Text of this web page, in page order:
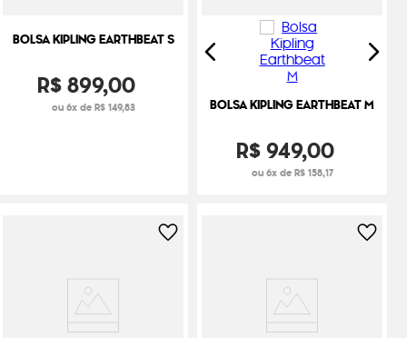
BOLSA KIPLING EARTHBEAT S
R$899,00
ou 6x de R$ 149,83 BOLSA KIPLING EARTHBEAT M
R$949,00
ou 6x de R$ 158,17